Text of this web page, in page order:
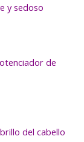
y sedoso
de
del cabello